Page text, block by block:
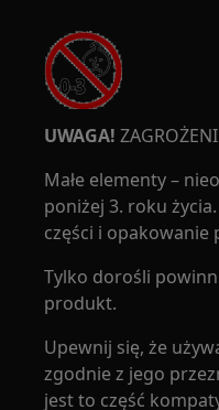
UWAGA!
Małe elementy –
poniżej 3. roku
części i opakowanie
Tylko dorośli
produkt.
Upewnij się, że
zgodnie z jego
jest to część